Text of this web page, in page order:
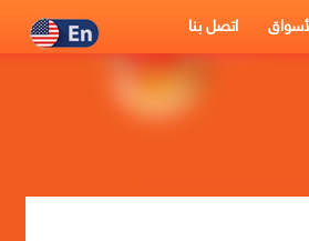
اتصل بنا